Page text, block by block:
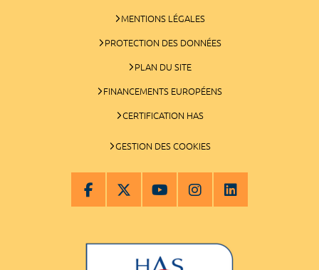
MENTIONS LÉGALES
PROTECTION DES DONNÉES
PLAN DU SITE
FINANCEMENTS EUROPÉENS
CERTIFICATION HAS
GESTION DES COOKIES